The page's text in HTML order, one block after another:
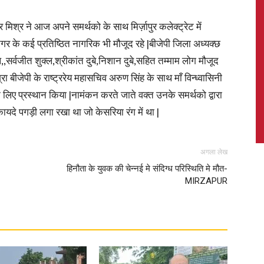
News,
मिश्र ने आज अपने समर्थको के साथ मिर्ज़ापुर कलेक्ट्रेट में
कई प्रतिष्ठित नागरिक भी मौजूद रहे |बीजेपी जिला अध्यक्छ
शुक्ल,श्रीकांत दुबे,निशान दुबे,सहित तम्माम लोग मौजूद
बीजेपी के राष्ट्ररेय महासचिव अरुण सिंह के साथ माँ विन्ध्वासिनी
प्रस्थान किया |नामंकन करते जाते वक्त उनके समर्थको द्वारा
पगड़ी लगा रखा था जो केसरिया रंग में था |
अगला लेख
हिनौता के युवक की चेन्नई मे संदिग्ध परिस्थिति मे मौत-
MIRZAPUR